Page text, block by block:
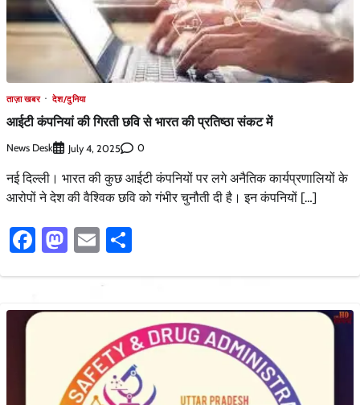
ताज़ा खबर देश/दुनिया
आईटी कंपनियां की गिरती छवि से भारत की प्रतिष्ठा संकट में
News Desk July 4, 2025 0
नई दिल्ली। भारत की कुछ आईटी कंपनियों पर लगे अनैतिक कार्यप्रणालियों के
आरोपों ने देश की वैश्विक छवि को गंभीर चुनौती दी है। इन कंपनियों […]
Facebook
Mastodon
Email